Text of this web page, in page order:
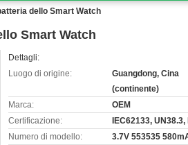
dello Smart Watch
Smart Watch
Dettagli:
Luogo di origine:
Guangdong, Cina
(continente)
Marca:
OEM
Certificazione:
IEC62133, UN38.3,
Numero di modello:
3.7V 553535